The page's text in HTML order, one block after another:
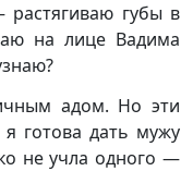
губы в
на лице Вадима
адом. Но эти
готова дать мужу
не учла одного —